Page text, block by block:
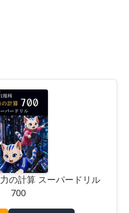
の計算 スーパードリル
700